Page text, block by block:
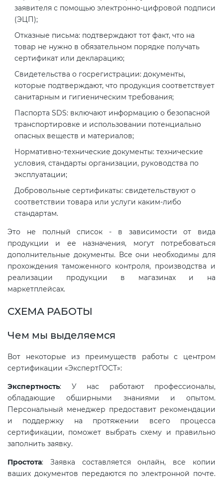
заявителя с помощью электронно-цифровой подписи
(ЭЦП);
Отказные письма: подтверждают тот факт, что на
товар не нужно в обязательном порядке получать
сертификат или декларацию;
Свидетельства о госрегистрации: документы,
которые подтверждают, что продукция соответствует
санитарным и гигиеническим требования;
Паспорта SDS: включают информацию о безопасной
транспортировке и использовании потенциально
опасных веществ и материалов;
Нормативно-технические документы: технические
условия, стандарты организации, руководства по
эксплуатации;
Добровольные сертификаты: свидетельствуют о
соответствии товара или услуги каким-либо
стандартам.
Это не полный список - в зависимости от вида
продукции и ее назначения, могут потребоваться
дополнительные документы. Все они необходимы для
прохождения таможенного контроля, производства и
реализации продукции в магазинах и на
маркетплейсах.
СХЕМА РАБОТЫ
Чем мы выделяемся
Вот некоторые из преимуществ работы с центром
сертификации «ЭкспертГОСТ»:
Экспертность: У нас работают профессионалы,
обладающие обширными знаниями и опытом.
Персональный менеджер предоставит рекомендации
и поддержку на протяжении всего процесса
сертификации, поможет выбрать схему и правильно
заполнить заявку.
Простота: Заявка составляется онлайн, все копии
ваших документов передаются по электронной почте.
Сертификация бытовой техники
Сертификация легкой
промышленности
Сертификация мебели
Сертификация упаковки
Сертификация импортной
продукции
Сертификация для
маркетплейсов
Сертификация спортивных
товаров
Сертификация электротехники
Сертификат ГОСТ Р ИСО/МЭК
20000-1-2021
Сертификат ГОСТ Р ИСО 26000-
2012
Сертификат ГОСТ Р ИСО/МЭК
Сертификат на ИСМ
Регистрация товарного знака
(торговой марки) в Роспатенте
Регистрация товарного знака
(торговой марки) в Роспатенте
Регистрация товарного знака
Заключение ФСТЭК
Декларация связи Минцифры
2008
Сертификат ГОСТ Р ИСО 20121-
2014
Сертификат ГОСТ Р 56404-2021
Декларация ГОСТ Р
Добровольная сертификация
продукции ГОСТ Р
Добровольный сертификат на
услуги
О безопасности дорог (ТР ТС
014/2011)
О безопасности оборудования
для работы во взрывоопасных
средах (ТР ТС 012/2011)
ТР ТС 011/2011 «Безопасность
лифтов»
О требованиях к средствам
обеспечения пожарной
безопасности и пожаротушения
Декларация соответствия ТР ТС
004/2011
Декларация ТР ТС
Декларирование косметики (ТР
ТС 009)
по схеме 5Д (ТР ТС 010)
Декларирование пищевой
продукции (ТР ТС 021)
Декларирование алкогольной
продукции (ТР ЕАЭС 047)
Декларирование
совместимости (ТР ТС 020)